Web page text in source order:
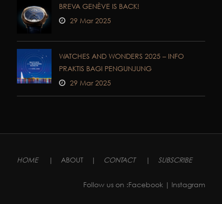
BREVA GENÈVE IS BACK!
29 Mar 2025
WATCHES AND WONDERS 2025 – INFO
PRAKTIS BAGI PENGUNJUNG
29 Mar 2025
HOME | ABOUT | CONTACT | SUBSCRIBE
Follow us on :Facebook | Instagram